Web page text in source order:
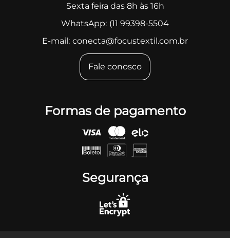
Sexta feira das 8h às 16h
WhatsApp: (11 99398-5504
E-mail: conecta@focustextil.com.br
Fale conosco
Formas de pagamento
Segurança